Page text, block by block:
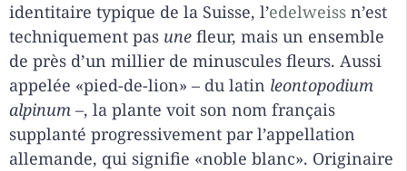
identitaire typique de la Suisse, l’edelweiss n’est
techniquement pas une fleur, mais un ensemble
de près d’un millier de minuscules fleurs. Aussi
appelée «pied-de-lion» – du latin leontopodium
alpinum –, la plante voit son nom français
supplanté progressivement par l’appellation
allemande, qui signifie «noble blanc». Originaire